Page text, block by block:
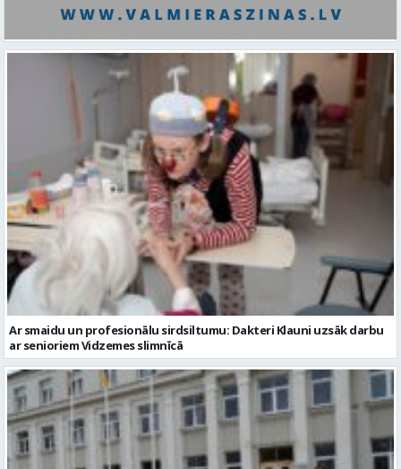
Ar smaidu un profesionālu sirdsiltumu: Dakteri Klauni uzsāk darbu
ar senioriem Vidzemes slimnīcā